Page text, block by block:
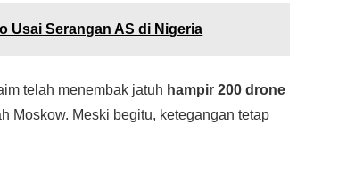
Usai Serangan AS di Nigeria
telah menembak jatuh hampir 200 drone
Moskow. Meski begitu, ketegangan tetap